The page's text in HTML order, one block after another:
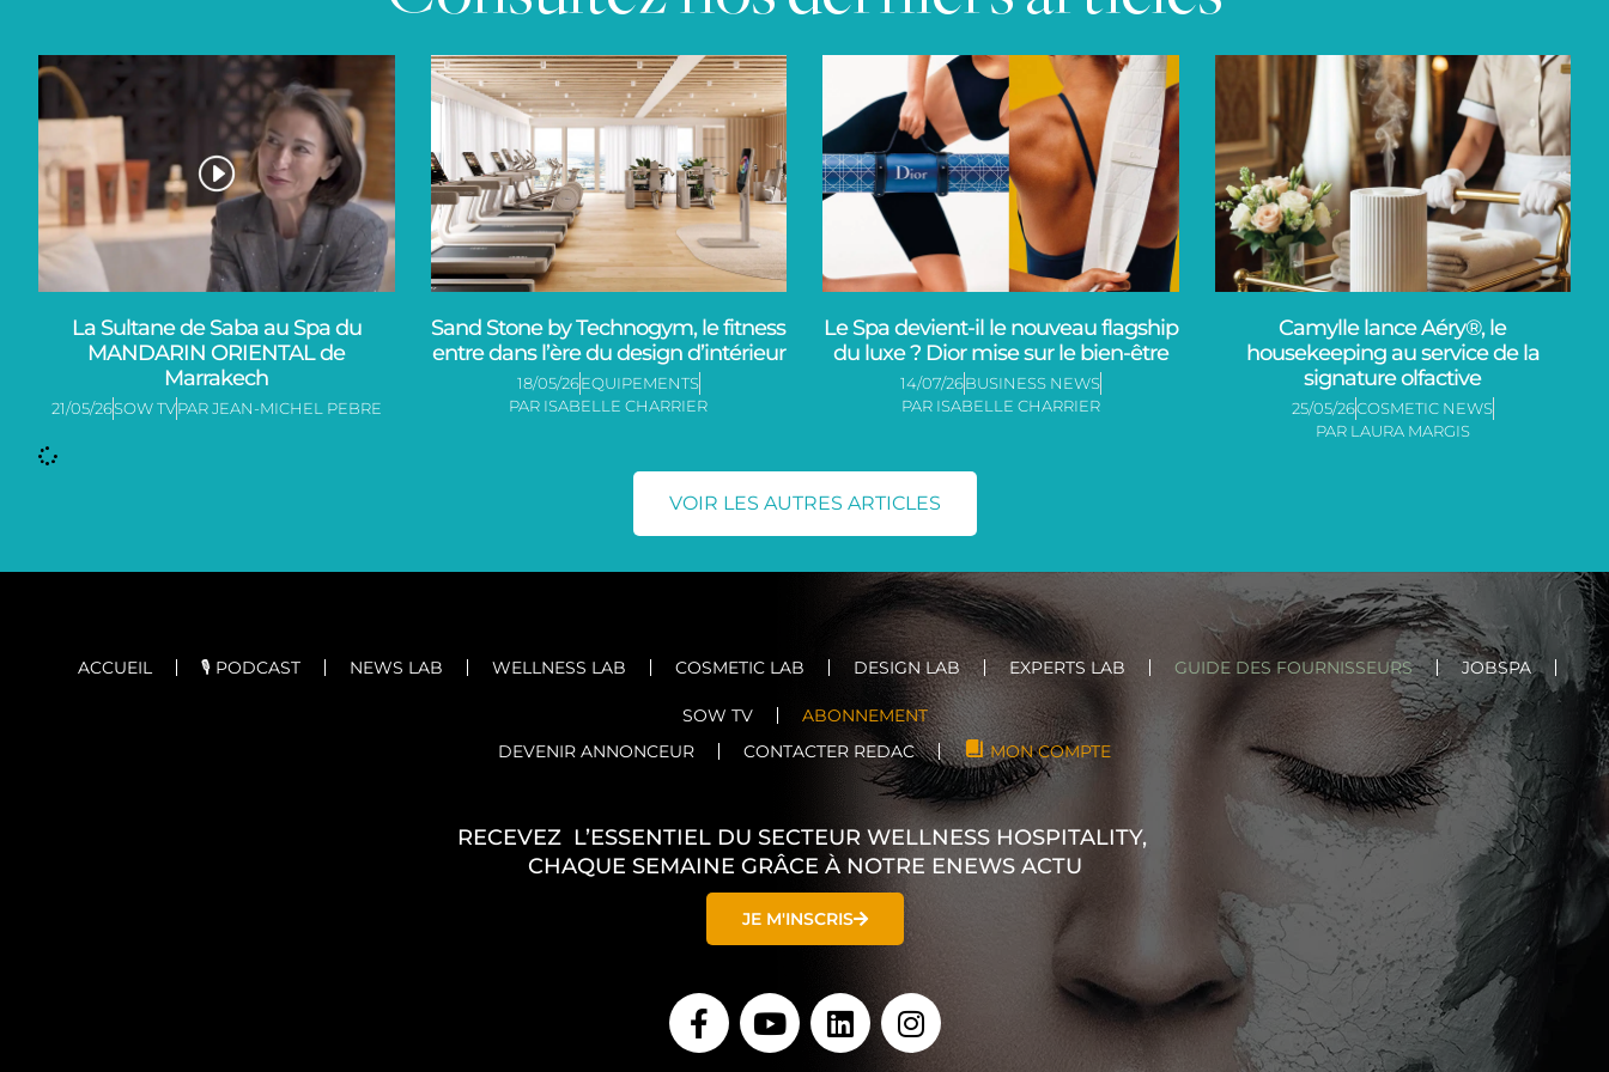
La Sultane de Saba au Spa du
MANDARIN ORIENTAL de
Marrakech
21/05/26SOW TVPARJEAN-MICHEL PEBRE
Sand Stone by Technogym, le fitness
entre dans l’ère du design d’intérieur
18/05/26EQUIPEMENTS
PAR ISABELLE CHARRIER
Le Spa devient-il le nouveau flagship
du luxe ? Dior mise sur le bien-être
14/07/26BUSINESS NEWS
PAR ISABELLE CHARRIER
Camylle lance Aéry®, le
housekeeping au service de la
signature olfactive
25/05/26COSMETIC NEWS
PAR LAURA MARGIS
VOIR LES AUTRES ARTICLES
ACCUEIL 🎙️ PODCAST NEWS LAB WELLNESS LAB COSMETIC LAB DESIGN LAB EXPERTS LAB GUIDE DES FOURNISSEURS JOBSPA
SOW TV
ABONNEMENT
DEVENIR ANNONCEUR
CONTACTER REDAC MON COMPTE
RECEVEZ L’ESSENTIEL DU SECTEUR WELLNESS HOSPITALITY,
CHAQUE SEMAINE GRÂCE À NOTRE ENEWS ACTU
JE M'INSCRIS
F
a
Y
o
L
i
I
n